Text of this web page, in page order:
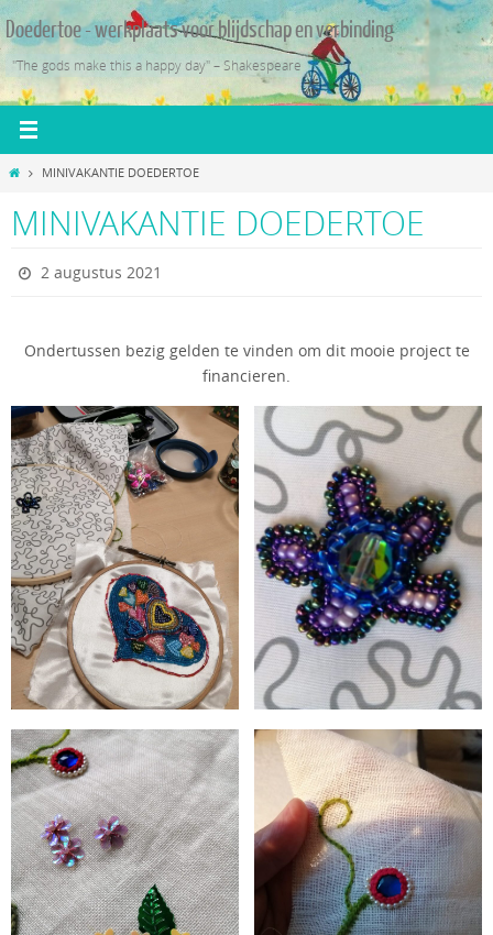
Ga
naar
de
inhoud
Doedertoe - werkplaats voor blijdschap en verbinding
"The gods make this a happy day" – Shakespeare
HomeMINIVAKANTIE DOEDERTOE
MINIVAKANTIE DOEDERTOE
2 augustus 2021
Ondertussen bezig gelden te vinden om dit mooie project te
financieren.